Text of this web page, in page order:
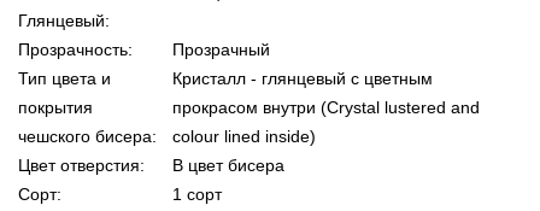
Глянцевый:
Прозрачность:
Прозрачный
Тип цвета и
покрытия
чешского бисера:
Кристалл - глянцевый с цветным
прокрасом внутри (Crystal lustered and
colour lined inside)
Цвет отверстия:
В цвет бисера
Сорт:
1 сорт